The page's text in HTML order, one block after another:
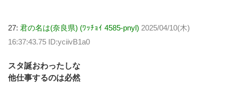
27: 君の名は(奈良県) (ﾜｯﾁｮｲ 4585-pnyl) 2025/04/10(木)
16:37:43.75 ID:yciivB1a0
スタ誕おわったしな
他仕事するのは必然